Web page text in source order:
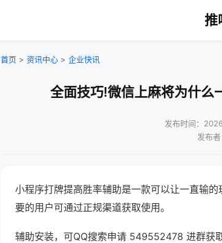
推
首页 > 资讯中心 > 企业快讯
全面技巧!微信上麻将为什么
发布时间：
发布
小程序打牌提高胜率辅助是一款可以让一直输
要的用户可通过正规渠道获取使用。
辅助安装，可QQ搜索申请 549552478 进群获